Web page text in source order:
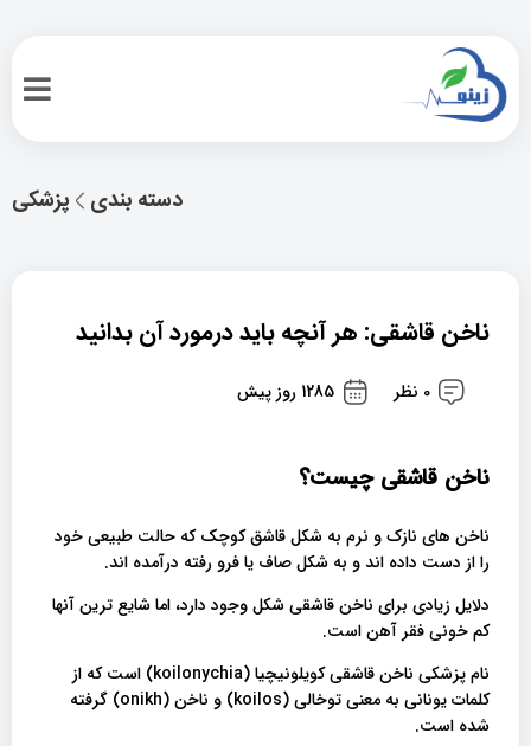
پزشکی دسته بندی
ناخن قاشقی: هر آنچه باید درمورد آن بدانید
0 نظر 1285 روز پیش
ناخن قاشقی چیست؟
ناخن های نازک و نرم به شکل قاشق کوچک که حالت طبیعی خود
را از دست داده اند و به شکل صاف یا فرو رفته درآمده اند.
دلایل زیادی برای ناخن قاشقی شکل وجود دارد، اما شایع ترین آنها
کم خونی فقر آهن است.
نام پزشکی ناخن قاشقی کویلونیچیا (koilonychia) است که از
کلمات یونانی به معنی توخالی (koilos) و ناخن (onikh) گرفته
شده است.